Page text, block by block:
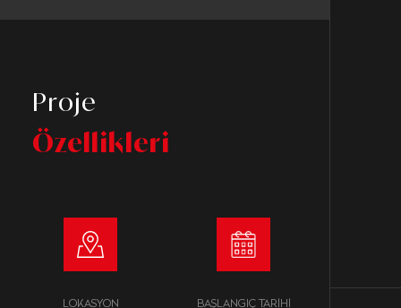
Proje
Özellikleri
LOKASYON BAŞLANGIÇ TARIHI